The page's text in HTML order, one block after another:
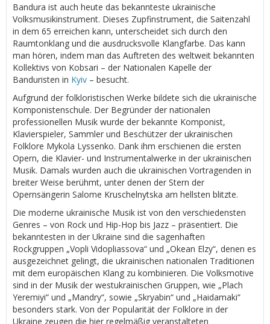
Bandura ist auch heute das bekannteste ukrainische
Volksmusikinstrument. Dieses Zupfinstrument, die Saitenzahl
in dem 65 erreichen kann, unterscheidet sich durch den
Raumtonklang und die ausdrucksvolle Klangfarbe. Das kann
man hören, indem man das Auftreten des weltweit bekannten
Kollektivs von Kobsari – der Nationalen Kapelle der
Banduristen in Kyiv – besucht.
Aufgrund der folkloristischen Werke bildete sich die ukrainische
Komponistenschule. Der Begründer der nationalen
professionellen Musik wurde der bekannte Komponist,
Klavierspieler, Sammler und Beschützer der ukrainischen
Folklore Mykola Lyssenko. Dank ihm erschienen die ersten
Opern, die Klavier- und Instrumentalwerke in der ukrainischen
Musik. Damals wurden auch die ukrainischen Vortragenden in
breiter Weise berühmt, unter denen der Stern der
Opernsängerin Salome Kruschelnytska am hellsten blitzte.
Die moderne ukrainische Musik ist von den verschiedensten
Genres – von Rock und Hip-Hop bis Jazz – präsentiert. Die
bekanntesten in der Ukraine sind die sagenhaften
Rockgruppen „Vopli Vidopliassova“ und „Okean Elzy“, denen es
ausgezeichnet gelingt, die ukrainischen nationalen Traditionen
mit dem europäischen Klang zu kombinieren. Die Volksmotive
sind in der Musik der westukrainischen Gruppen, wie „Plach
Yeremiyi“ und „Mandry“, sowie „Skryabin“ und „Haidamaki“
besonders stark. Von der Popularität der Folklore in der
Ukraine zeugen die hier regelmäßig veranstalteten